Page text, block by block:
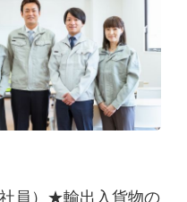
員）★輸出入貨物の